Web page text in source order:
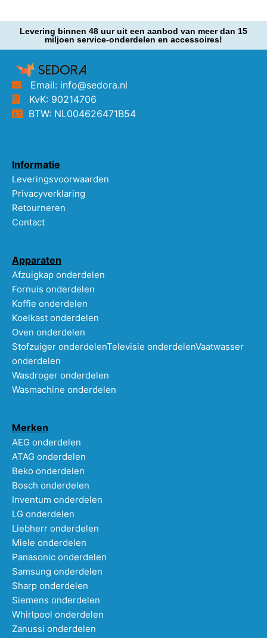
Levering binnen 48 uur uit een aanbod van meer dan 15
miljoen service-onderdelen en accessoires!
Email: info@sedora.nl
KvK: 90214706
BTW: NL004626471B54
Informatie
Leveringsvoorwaarden
Privacyverklaring
Retourneren
Contact
Apparaten
Afzuigkap onderdelen
Fornuis onderdelen
Koffie onderdelen
Koelkast onderdelen
Oven onderdelen
Stofzuiger onderdelenTelevisie onderdelenVaatwasser
onderdelen
Wasdroger onderdelen
Wasmachine onderdelen
Merken
AEG onderdelen
ATAG onderdelen
Beko onderdelen
Bosch onderdelen
Inventum onderdelen
LG onderdelen
Liebherr onderdelen
Miele onderdelen
Panasonic onderdelen
Samsung onderdelen
Sharp onderdelen
Siemens onderdelen
Whirlpool onderdelen
Zanussi onderdelen